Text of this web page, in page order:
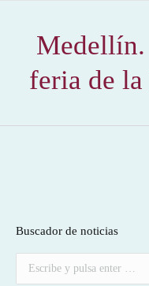
feria de la
Buscador de noticias